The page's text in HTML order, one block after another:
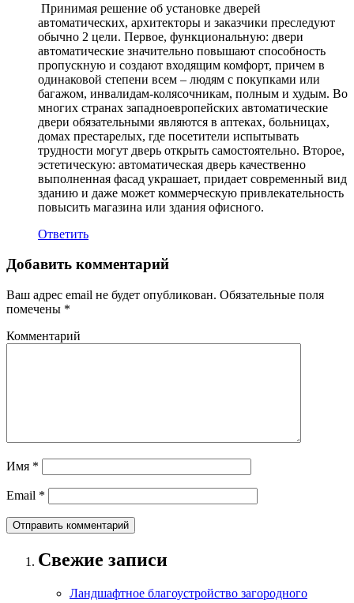
Принимая решение об установке дверей
автоматических, архитекторы и заказчики преследуют
обычно 2 цели. Первое, функциональную: двери
автоматические значительно повышают способность
пропускную и создают входящим комфорт, причем в
одинаковой степени всем – людям с покупками или
багажом, инвалидам-колясочникам, полным и худым. Во
многих странах западноевропейских автоматические
двери обязательными являются в аптеках, больницах,
домах престарелых, где посетители испытывать
трудности могут дверь открыть самостоятельно. Второе,
эстетическую: автоматическая дверь качественно
выполненная фасад украшает, придает современный вид
зданию и даже может коммерческую привлекательность
повысить магазина или здания офисного.
Ответить
Добавить комментарий
Ваш адрес email не будет опубликован. Обязательные поля
помечены *
Комментарий
Имя *
Email *
Свежие записи
Ландшафтное благоустройство загородного